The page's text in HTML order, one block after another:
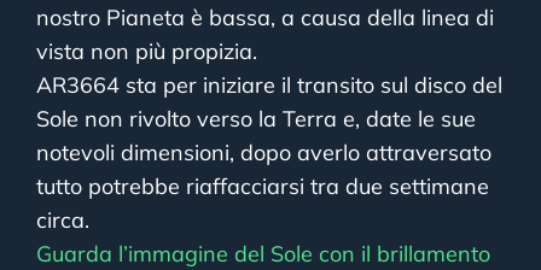
nostro Pianeta è bassa, a causa della linea di
vista non più propizia.
AR3664 sta per iniziare il transito sul disco del
Sole non rivolto verso la Terra e, date le sue
notevoli dimensioni, dopo averlo attraversato
tutto potrebbe riaffacciarsi tra due settimane
circa.
Guarda l’immagine del Sole con il brillamento